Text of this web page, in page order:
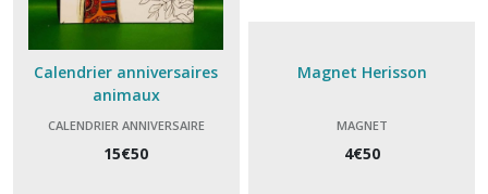
Calendrier anniversaires
animaux
CALENDRIER ANNIVERSAIRE
15€50
Magnet Herisson
MAGNET
4€50